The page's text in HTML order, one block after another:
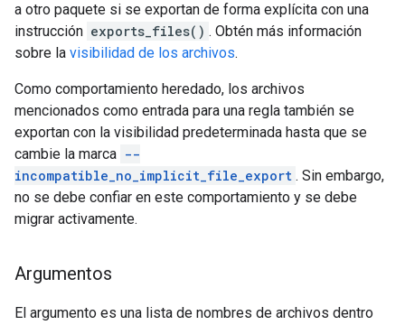
a otro paquete si se exportan de forma explícita con una
instrucción exports_files() . Obtén más información
sobre la visibilidad de los archivos.
Como comportamiento heredado, los archivos
mencionados como entrada para una regla también se
exportan con la visibilidad predeterminada hasta que se
cambie la marca --
incompatible_no_implicit_file_export . Sin embargo,
no se debe confiar en este comportamiento y se debe
migrar activamente.
Argumentos
El argumento es una lista de nombres de archivos dentro